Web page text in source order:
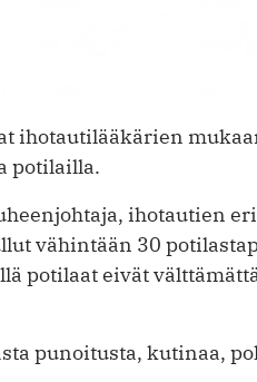
ihotautilääkärien
potilailla.
ihotautien
vähintään 30
potilaat eivät
punoitusta, kutinaa,